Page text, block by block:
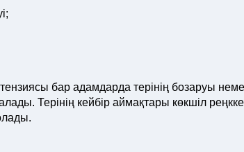
бар адамдарда терінің бозаруы
Терінің кейбір аймақтары көкшіл